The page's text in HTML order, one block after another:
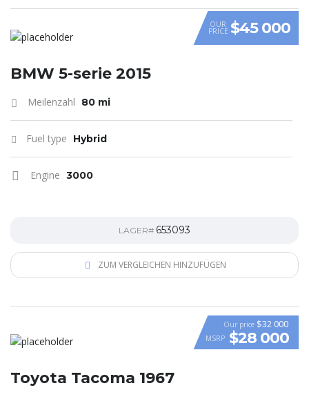
VIDEO
OUR
PRICE $45 000
BMW 5-serie 2015
Meilenzahl 80 mi
Fuel type Hybrid
Engine 3000
LAGER# 653093
ZUM VERGLEICHEN HINZUFÜGEN
Our price $32 000
MSRP $28 000
Toyota Tacoma 1967